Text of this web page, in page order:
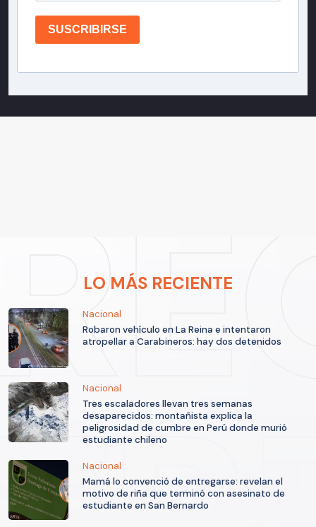
SUSCRIBIRSE
LO MÁS RECIENTE
Nacional
Robaron vehículo en La Reina e intentaron
atropellar a Carabineros: hay dos detenidos
Nacional
Tres escaladores llevan tres semanas
desaparecidos: montañista explica la
peligrosidad de cumbre en Perú donde murió
estudiante chileno
Nacional
Mamá lo convenció de entregarse: revelan el
motivo de riña que terminó con asesinato de
estudiante en San Bernardo